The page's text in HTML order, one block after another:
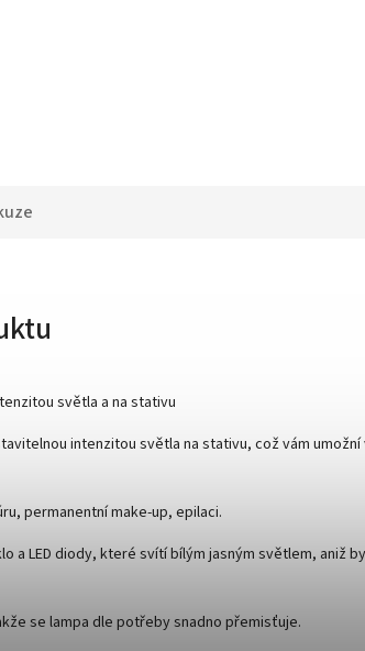
světla a na stativu
intenzitou světla na stativu, což vám
permanentní make-up, epilaci.
a LED diody, které svítí bílým jasným světlem, aniž
se lampa dle potřeby snadno přemisťuje.